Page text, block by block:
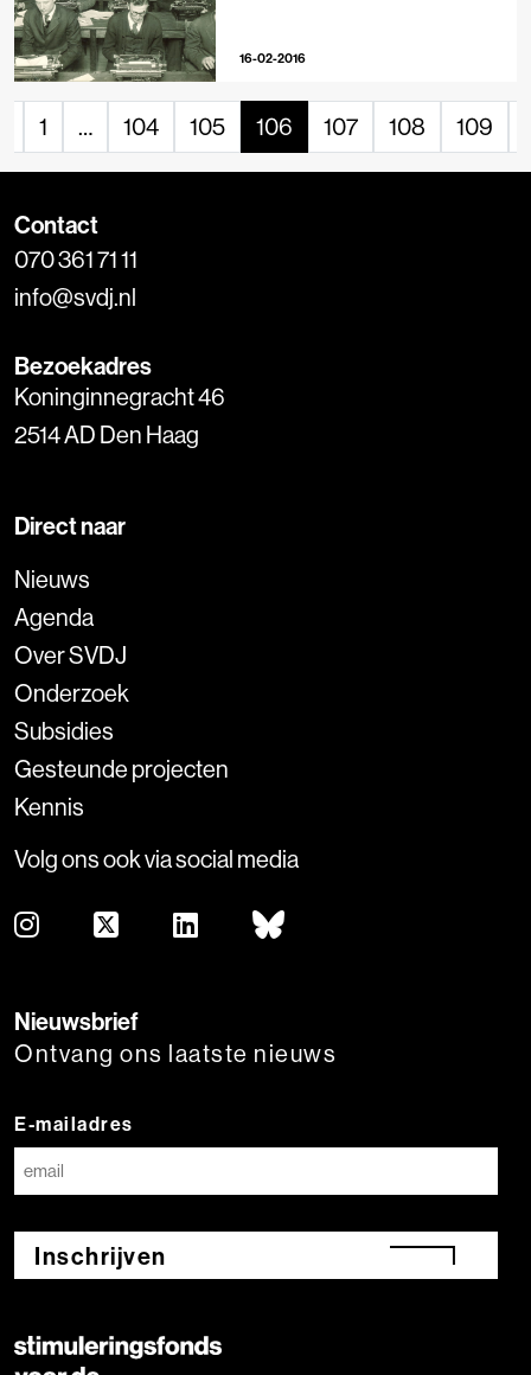
16-02-2016
1 … 104 105 106 107 108 109
Contact
070 361 71 11
info@svdj.nl
Bezoekadres
Koninginnegracht 46
2514 AD Den Haag
Direct naar
Nieuws
Agenda
Over SVDJ
Onderzoek
Subsidies
Gesteunde projecten
Kennis
Volg ons ook via social media
Nieuwsbrief
Ontvang ons laatste nieuws
E-mailadres
Inschrijven